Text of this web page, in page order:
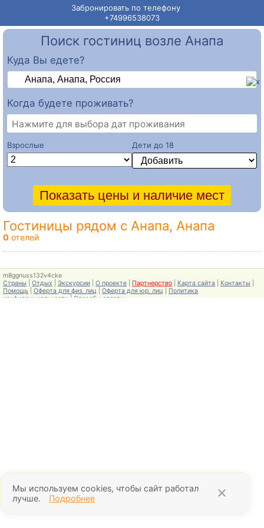
Забронировать по телефону
+74996538073
Гостиницы рядом с Анапа, Анапа
0 отелей
Поиск гостиниц возле Анапа
Куда Вы едете?
Когда будете проживать?
Нажмите для выбора дат проживания
Взрослые Дети до 18
m8ggnuss132v4cke
Страны
Отдых Экскурсии О проекте Партнерство Карта сайта Контакты
Помощь
Оферта для физ. лиц Оферта для юр. лиц
Политика
конфиденциальности | Способы оплаты
Мы используем cookies, чтобы сайт работал
лучше.
Подробнее ×